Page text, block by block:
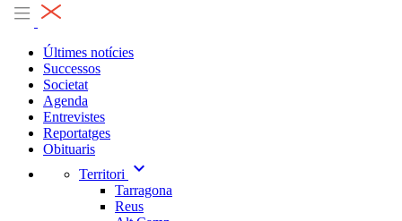
Últimes notícies
Successos
Societat
Agenda
Entrevistes
Reportatges
Obituaris
Territori
expand_more
Tarragona
Reus